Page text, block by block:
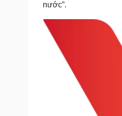
nước”.